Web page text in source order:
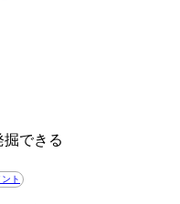
できる
ト